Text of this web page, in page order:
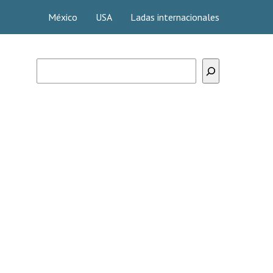
México USA Ladas internacionales